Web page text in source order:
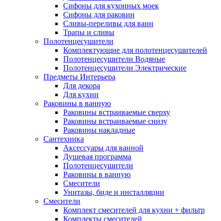
Сифоны для кухонных моек
Сифоны для раковин
Сливы-переливы для ванн
Трапы и сливы
Полотенцесушители
Комплектующие для полотенцесушителей
Полотенцесушители Водяные
Полотенцесушители Электрические
Предметы Интерьера
Для декора
Для кухни
Раковины в ванную
Раковины встраиваемые сверху
Раковины встраиваемые снизу
Раковины накладные
Сантехника
Аксессуары для ванной
Душевая программа
Полотенцесушители
Раковины в ванную
Смесители
Унитазы, биде и инсталляции
Смесители
Комплект смесителей для кухни + фильтр
Комплекты смесителей